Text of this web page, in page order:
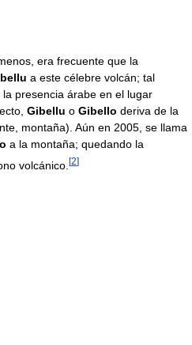
era frecuente que la
a este célebre volcán; tal
presencia árabe en el lugar
Gibellu o Gibello deriva de la
montaña). Aún en 2005, se llama
a la montaña; quedando la
volcánico. [2]